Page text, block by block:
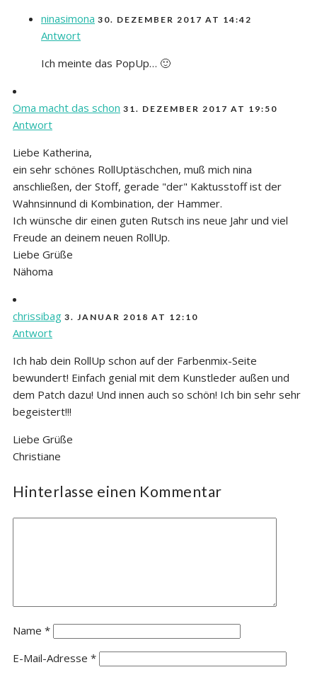
ninasimona 30. DEZEMBER 2017 AT 14:42
Antwort
Ich meinte das PopUp… 🙂
Oma macht das schon 31. DEZEMBER 2017 AT 19:50
Antwort
Liebe Katherina,
ein sehr schönes RollUptäschchen, muß mich nina
anschließen, der Stoff, gerade "der" Kaktusstoff ist der
Wahnsinnund di Kombination, der Hammer.
Ich wünsche dir einen guten Rutsch ins neue Jahr und viel
Freude an deinem neuen RollUp.
Liebe Grüße
Nähoma
chrissibag 3. JANUAR 2018 AT 12:10
Antwort
Ich hab dein RollUp schon auf der Farbenmix-Seite
bewundert! Einfach genial mit dem Kunstleder außen und
dem Patch dazu! Und innen auch so schön! Ich bin sehr sehr
begeistert!!!
Liebe Grüße
Christiane
Hinterlasse einen Kommentar
Name *
E-Mail-Adresse *